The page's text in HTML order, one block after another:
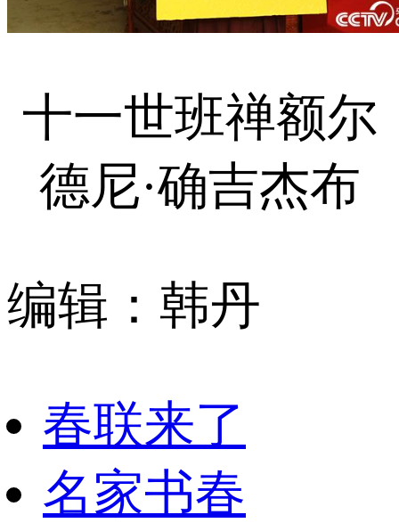
十一世班禅额尔
德尼·确吉杰布
编辑：韩丹
春联来了
名家书春